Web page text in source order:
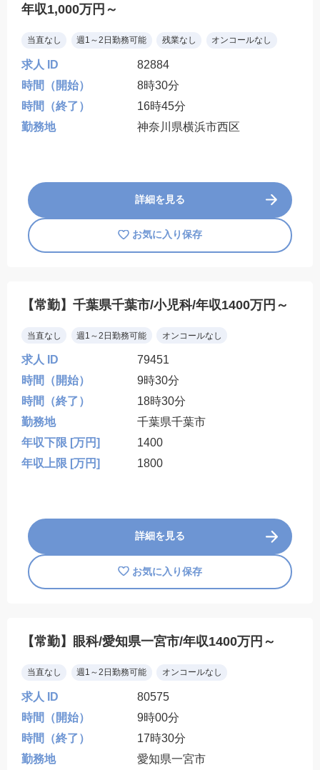
年収1,000万円～
当直なし 週1～2日勤務可能 残業なし オンコールなし
求人 ID
82884
時間（開始）
8時30分
時間（終了）
16時45分
勤務地
神奈川県横浜市西区
詳細を見る
お気に入り保存
【常勤】千葉県千葉市/小児科/年収1400万円～
当直なし 週1～2日勤務可能 オンコールなし
求人 ID
79451
時間（開始）
9時30分
時間（終了）
18時30分
勤務地
千葉県千葉市
年収下限 [万円]
1400
年収上限 [万円]
1800
詳細を見る
お気に入り保存
【常勤】眼科/愛知県一宮市/年収1400万円～
当直なし 週1～2日勤務可能 オンコールなし
求人 ID
80575
時間（開始）
9時00分
時間（終了）
17時30分
勤務地
愛知県一宮市